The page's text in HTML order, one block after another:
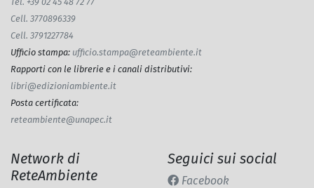
Cell. 3770896339
Cell. 3791227784
Ufficio stampa: ufficio.stampa@reteambiente.it
Rapporti con le librerie e i canali distributivi:
libri@edizioniambiente.it
Posta certificata:
reteambiente@unapec.it
Network di
ReteAmbiente
Seguici sui social
Facebook